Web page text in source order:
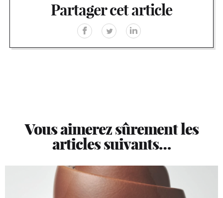
Partager cet article
Vous aimerez sûrement les
articles suivants…